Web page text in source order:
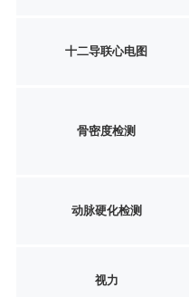
十二导联心电图
骨密度检测
动脉硬化检测
视力